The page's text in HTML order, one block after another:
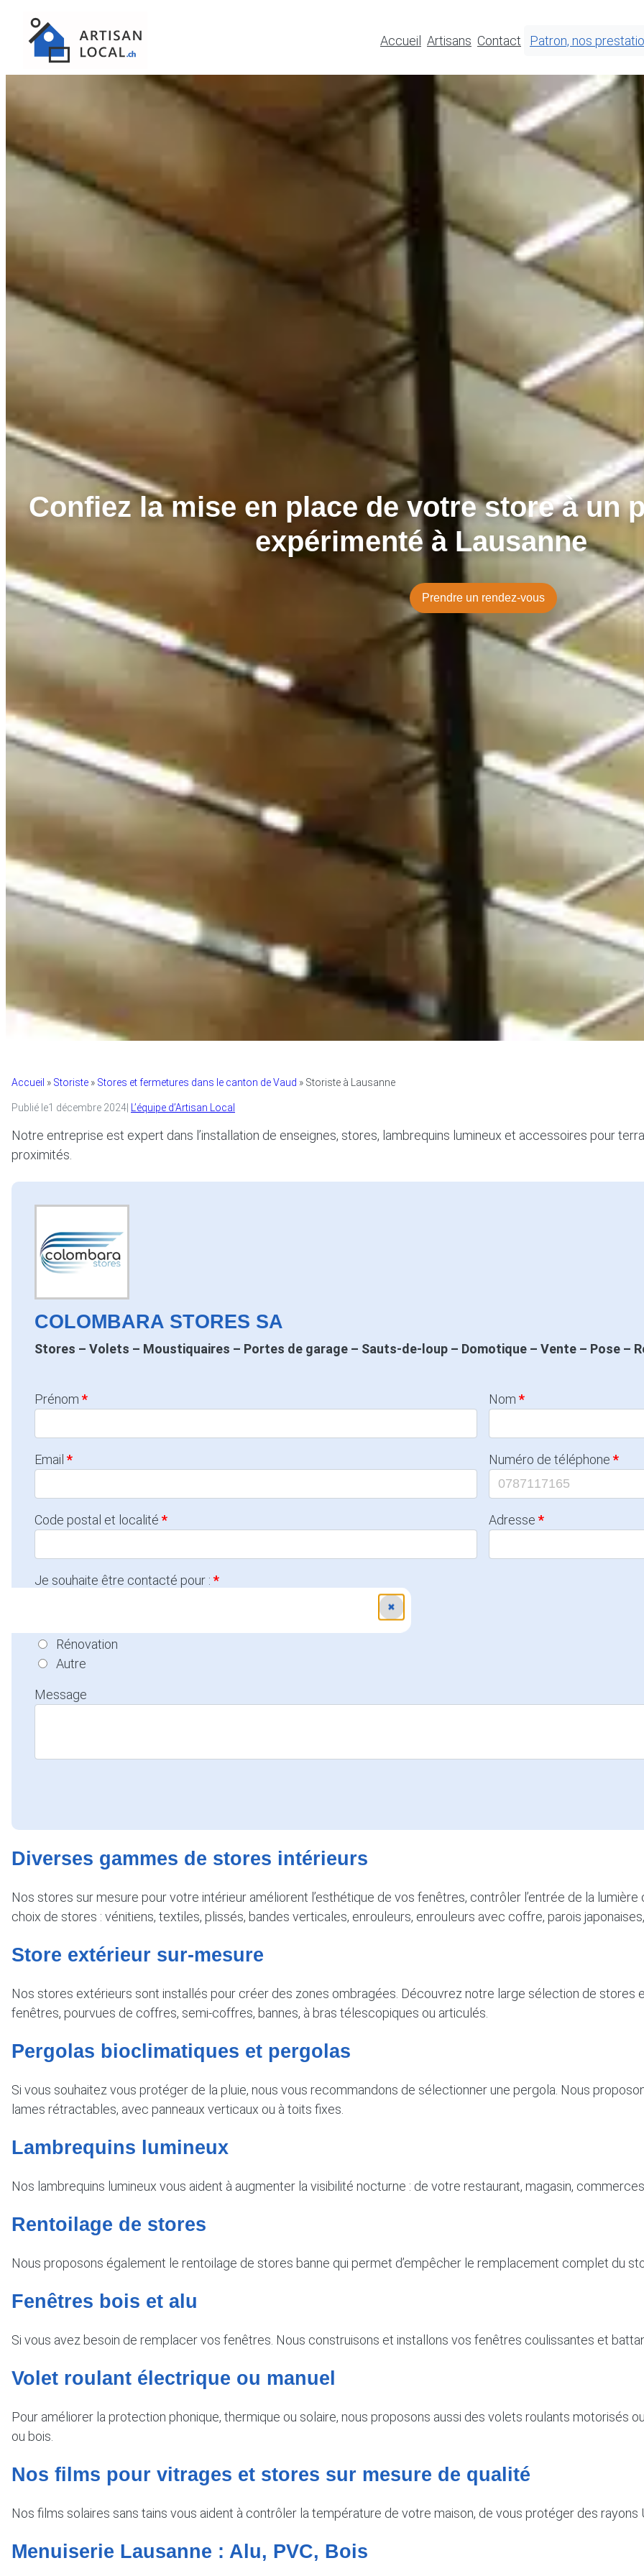
Accueil Artisans Contact Patron, nos
Confiez la mise en place de votre store à un
expérimenté à Lausanne
Prendre un rendez-vous
Accueil » Storiste » Stores et fermetures dans le canton de Vaud » Storiste à Lausanne
Publié le1 décembre 2024 L’équipe d’Artisan Local
Notre entreprise est expert dans l’installation de enseignes, stores, lambrequins lumineux et accessoires pour
proximités.
COLOMBARA STORES SA
Stores – Volets – Moustiquaires – Portes de garage – Sauts-de-loup – Domotique – Vente – Pose –
Prénom Nom
Email Numéro de téléphone
Code postal et localité Adresse
Je souhaite être contacté pour :
Rénovation
Autre
Message
Diverses gammes de stores intérieurs
Nos stores sur mesure pour votre intérieur améliorent l’esthétique de vos fenêtres, contrôler l’entrée de la
choix de stores : vénitiens, textiles, plissés, bandes verticales, enrouleurs, enrouleurs avec coffre, parois
Store extérieur sur-mesure
Nos stores extérieurs sont installés pour créer des zones ombragées. Découvrez notre large sélection de stores
fenêtres, pourvues de coffres, semi-coffres, bannes, à bras télescopiques ou articulés.
Pergolas bioclimatiques et pergolas
Si vous souhaitez vous protéger de la pluie, nous vous recommandons de sélectionner une pergola. Nous
lames rétractables, avec panneaux verticaux ou à toits fixes.
Lambrequins lumineux
Nos lambrequins lumineux vous aident à augmenter la visibilité nocturne : de votre restaurant, magasin,
Rentoilage de stores
Nous proposons également le rentoilage de stores banne qui permet d’empêcher le remplacement complet du
Fenêtres bois et alu
Si vous avez besoin de remplacer vos fenêtres. Nous construisons et installons vos fenêtres coulissantes et
Volet roulant électrique ou manuel
Pour améliorer la protection phonique, thermique ou solaire, nous proposons aussi des volets roulants motorisés
ou bois.
Nos films pour vitrages et stores sur mesure de qualité
Nos films solaires sans tains vous aident à contrôler la température de votre maison, de vous protéger des rayons
Menuiserie Lausanne : Alu, PVC, Bois
✖